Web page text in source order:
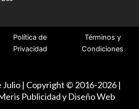
Política de
Privacidad
Términos y
Condiciones
Julio | Copyright © 2016-2026 |
Publicidad y Diseño Web